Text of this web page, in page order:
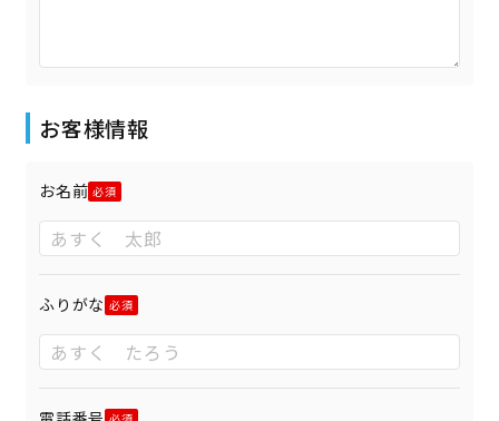
お客様情報
お名前
ふりがな